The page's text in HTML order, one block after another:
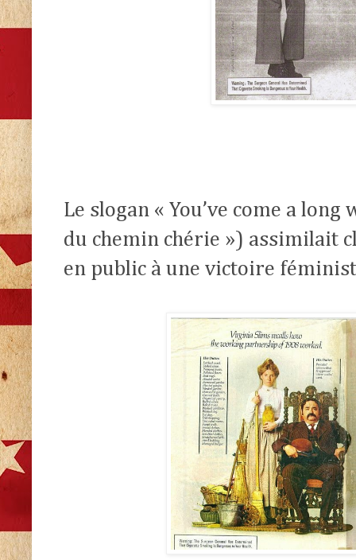
Le slogan « You’ve come a
du chemin chérie ») assimilait
en public à une victoire